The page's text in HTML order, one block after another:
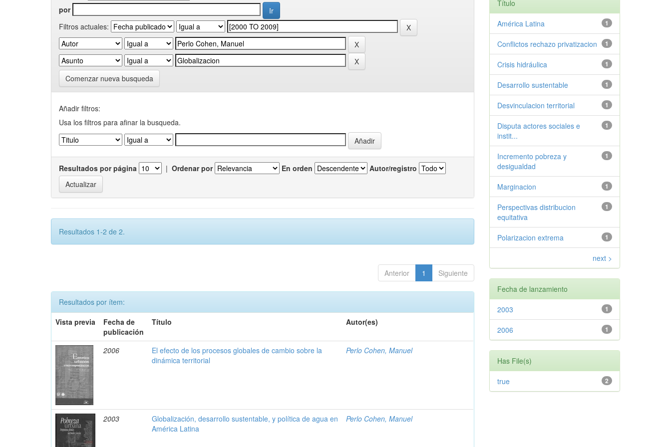
por
Filtros actuales:
Comenzar nueva busqueda
Añadir filtros:
Usa los filtros para afinar la busqueda.
Resultados por página | Ordenar por En orden Autor/registro
Resultados 1-2 de 2.
Anterior 1 Siguiente
Resultados por ítem:
Vista previa
Fecha de
publicación
Título Autor(es)
2006
El efecto de los procesos globales de cambio sobre la
dinámica territorial
Perlo Cohen, Manuel
2003
Globalización, desarrollo sustentable, y política de agua en
América Latina
Perlo Cohen, Manuel
Título
1
América Latina
1
Conflictos rechazo privatizacion
1
Crisis hidráulica
1
Desarrollo sustentable
1
Desvinculacion territorial
1
Disputa actores sociales e
instit...
1
Incremento pobreza y
desigualdad
1
Marginacion
1
Perspectivas distribucion
equitativa
1
Polarizacion extrema
next >
Fecha de lanzamiento
1
2003
1
2006
Has File(s)
2
true